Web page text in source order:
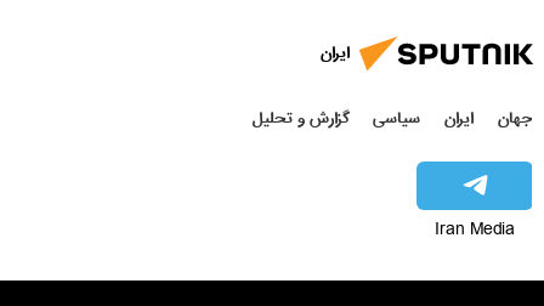
ایران
جهان ایران سیاسی گزارش و تحلیل
Iran Media